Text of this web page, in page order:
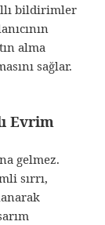
bildirimler
alma
sağlar.
Evrim
gelmez.
sırrı,